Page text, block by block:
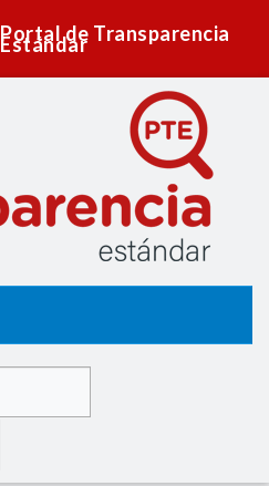
Portal de Transparencia
Estándar